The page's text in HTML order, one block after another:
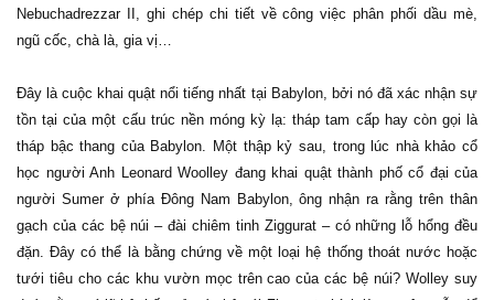
Nebuchadrezzar II, ghi chép chi tiết về công việc phân phối dầu mè,
ngũ cốc, chà là, gia vị…
Đây là cuộc khai quật nổi tiếng nhất tại Babylon, bởi nó đã xác nhận sự
tồn tại của một cấu trúc nền móng kỳ lạ: tháp tam cấp hay còn gọi là
tháp bậc thang của Babylon. Một thập kỷ sau, trong lúc nhà khảo cổ
học người Anh Leonard Woolley đang khai quật thành phố cổ đại của
người Sumer ở ​​phía Đông Nam Babylon, ông nhận ra rằng trên thân
gạch của các bệ núi – đài chiêm tinh Ziggurat – có những lỗ hổng đều
đặn. Đây có thể là bằng chứng về một loại hệ thống thoát nước hoặc
tưới tiêu cho các khu vườn mọc trên cao của các bệ núi? Wolley suy